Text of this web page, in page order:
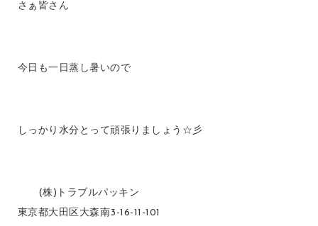
さぁ皆さん
今日も一日蒸し暑いので
しっかり水分とって頑張りましょう☆彡
(株)トラブルパッキン
東京都大田区大森南3-16-11-101